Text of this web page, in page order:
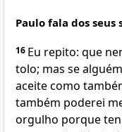
Paulo fala dos
16 Eu repito: que
tolo; mas se
aceite como
também poderei
orgulho porque